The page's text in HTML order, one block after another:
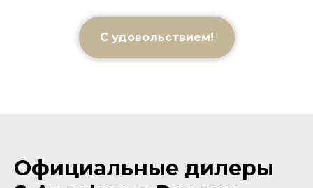
С удовольствием!
Официальные дилеры